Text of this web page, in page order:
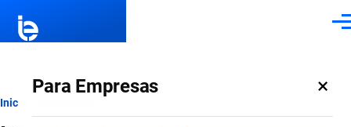
Para Empresas ×
Ruta
Inicio